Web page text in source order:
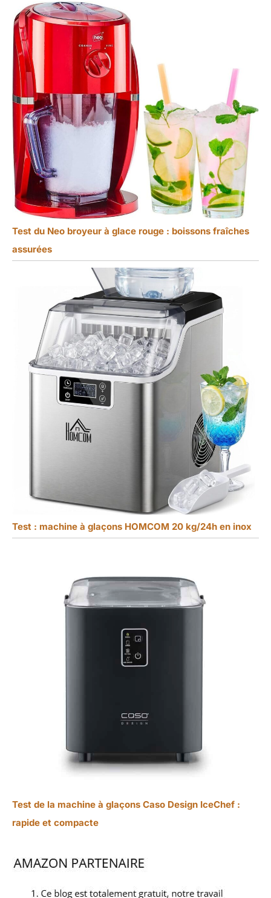
Test du Neo broyeur à glace rouge : boissons fraîches
assurées
Test : machine à glaçons HOMCOM 20 kg/24h en inox
Test de la machine à glaçons Caso Design IceChef :
rapide et compacte